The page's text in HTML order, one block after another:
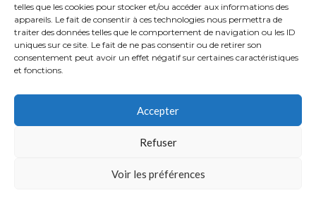
telles que les cookies pour stocker et/ou accéder aux informations des
appareils. Le fait de consentir à ces technologies nous permettra de
traiter des données telles que le comportement de navigation ou les ID
uniques sur ce site. Le fait de ne pas consentir ou de retirer son
consentement peut avoir un effet négatif sur certaines caractéristiques
et fonctions.
Accepter
Refuser
Voir les préférences
Contact
Lille
Paris
8 Rue des Pirogues de
Bercy, 75012 Paris
© 2022 NEDSON TOUS DROITS RÉSERVÉS.